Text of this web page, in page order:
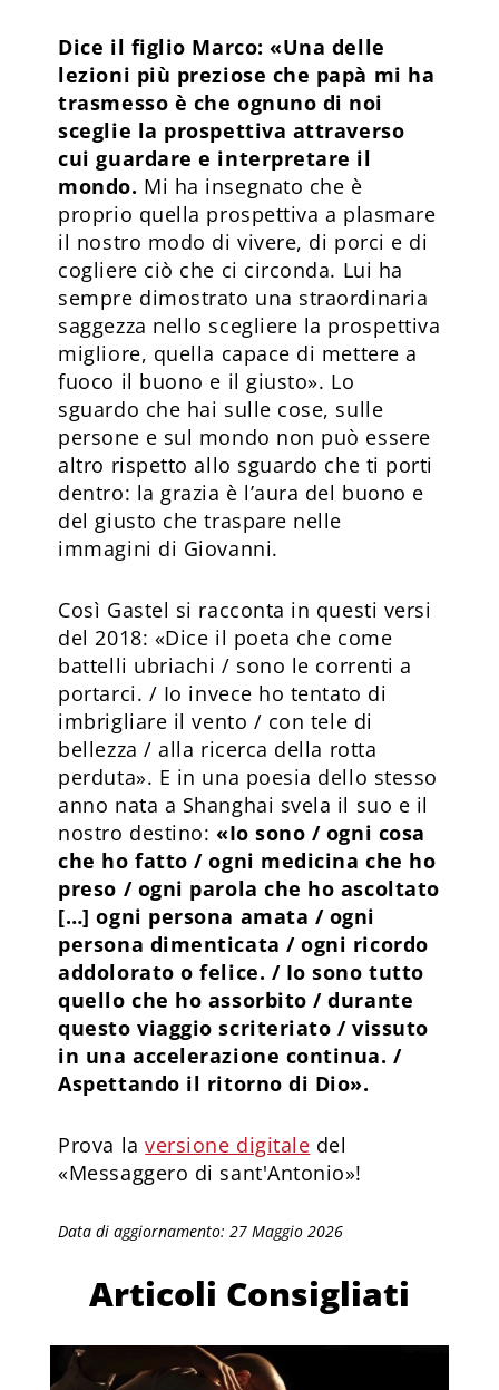
Dice il figlio Marco: «Una delle
lezioni più preziose che papà mi ha
trasmesso è che ognuno di noi
sceglie la prospettiva attraverso
cui guardare e interpretare il
mondo. Mi ha insegnato che è
proprio quella prospettiva a plasmare
il nostro modo di vivere, di porci e di
cogliere ciò che ci circonda. Lui ha
sempre dimostrato una straordinaria
saggezza nello scegliere la prospettiva
migliore, quella capace di mettere a
fuoco il buono e il giusto». Lo
sguardo che hai sulle cose, sulle
persone e sul mondo non può essere
altro rispetto allo sguardo che ti porti
dentro: la grazia è l’aura del buono e
del giusto che traspare nelle
immagini di Giovanni.
Così Gastel si racconta in questi versi
del 2018: «Dice il poeta che come
battelli ubriachi / sono le correnti a
portarci. / Io invece ho tentato di
imbrigliare il vento / con tele di
bellezza / alla ricerca della rotta
perduta». E in una poesia dello stesso
anno nata a Shanghai svela il suo e il
nostro destino: «Io sono / ogni cosa
che ho fatto / ogni medicina che ho
preso / ogni parola che ho ascoltato
[…] ogni persona amata / ogni
persona dimenticata / ogni ricordo
addolorato o felice. / Io sono tutto
quello che ho assorbito / durante
questo viaggio scriteriato / vissuto
in una accelerazione continua. /
Aspettando il ritorno di Dio».
Prova laversione digitale del
«Messaggero di sant'Antonio»!
Data di aggiornamento: 27 Maggio 2026
Articoli Consigliati